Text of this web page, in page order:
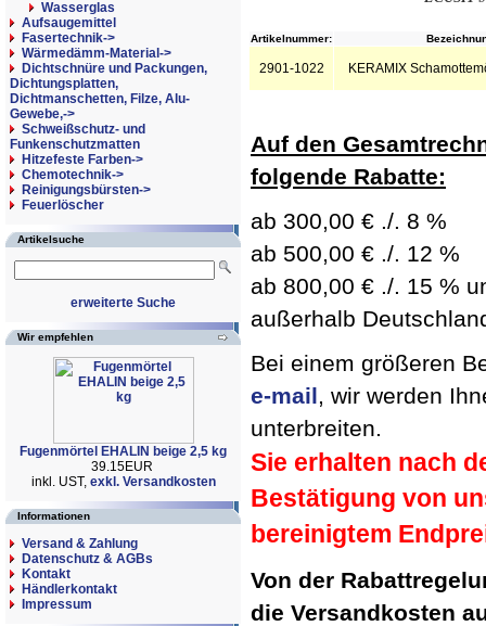
Wasserglas
Aufsaugemittel
Fasertechnik->
Wärmedämm-Material->
Dichtschnüre und Packungen,
Dichtungsplatten,
Dichtmanschetten, Filze, Alu-
Gewebe,->
Schweißschutz- und
Funkenschutzmatten
Hitzefeste Farben->
Chemotechnik->
Reinigungsbürsten->
Feuerlöscher
Artikelsuche
erweiterte Suche
Wir empfehlen
Fugenmörtel EHALIN beige 2,5 kg
39.15EUR
inkl. UST, exkl. Versandkosten
Informationen
Versand & Zahlung
Datenschutz & AGBs
Kontakt
Händlerkontakt
Impressum
Artikelnummer:
2901-1022 KERAMIX
Auf den
folgende Rabatte:
ab 300,00 € ./. 8 %
ab 500,00 € ./. 12 %
ab 800,00 € ./. 15 %
außerhalb
Bei einem größeren
e-mail, wir werden
unterbreiten.
Sie erhalten nach
Bestätigung von
bereinigtem
Von der
die Versandkosten